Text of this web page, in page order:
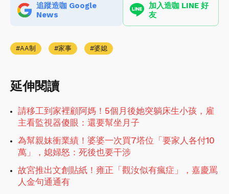
追蹤造咖 Google
News
加入造咖 LINE 好
友
AA制 家事 婆媳
延伸閱讀
請移工到家裡顧阿媽！5個月後她突躺床生小孩，雇
主看監視器傻眼：還要幫坐月子
為幫親妹衝業績！婆婆一次買7塔位「要家人各付10
萬」，媳婦怒：死後也要干涉
故宮推出文創貼紙！雍正「觀汝似有瘋症」，嘉慶罵
人金句通通有